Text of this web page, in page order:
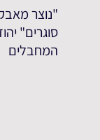
"נוצר
סוגרים"
המחבלים